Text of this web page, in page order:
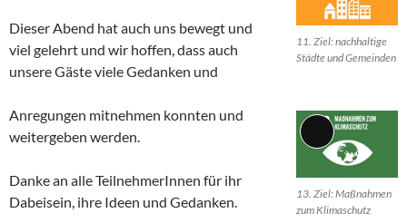
Beschreibung
11. Ziel: nachhaltige
Städte und Gemeinden
Dieser Abend hat auch uns bewegt und
viel gelehrt und wir hoffen, dass auch
unsere Gäste viele Gedanken und
Lange
Beschreibung
13. Ziel: Maßnahmen
zum Klimaschutz
Anregungen mitnehmen konnten und
weitergeben werden.
Danke an alle TeilnehmerInnen für ihr
Dabeisein, ihre Ideen und Gedanken.